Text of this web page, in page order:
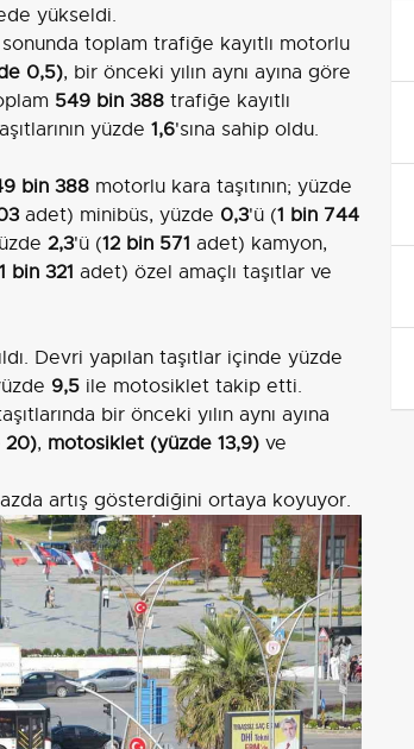
yükseldi.
toplam trafiğe kayıtlı motorlu
0,5), bir önceki yılın aynı ayına göre
549 bin 388 trafiğe kayıtlı
yüzde 1,6'sına sahip oldu.
bin 388 motorlu kara taşıtının; yüzde
adet) minibüs, yüzde 0,3'ü (1 bin 744
2,3'ü (12 bin 571 adet) kamyon,
1 bin 321 adet) özel amaçlı taşıtlar ve
Devri yapılan taşıtlar içinde yüzde
9,5 ile motosiklet takip etti.
bir önceki yılın aynı ayına
20), motosiklet (yüzde 13,9) ve
artış gösterdiğini ortaya koyuyor.